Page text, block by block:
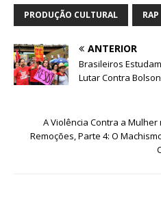
PRODUÇÃO CULTURAL RAP
ANTERIOR
Brasileiros
Lutar Contra
A Violência Contra a
Remoções, Parte 4: O